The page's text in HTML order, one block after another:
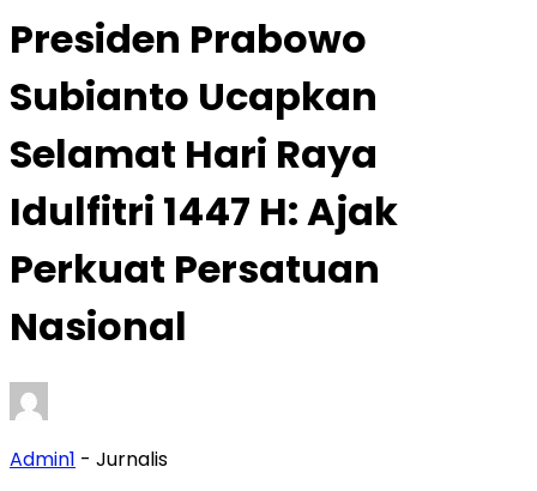
Presiden Prabowo
Subianto Ucapkan
Selamat Hari Raya
Idulfitri 1447 H: Ajak
Perkuat Persatuan
Nasional
Admin1 - Jurnalis